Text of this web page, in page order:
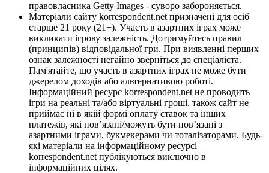
правовласника Getty Images - суворо забороняється.
Матеріали сайту korrespondent.net призначені для осіб
старше 21 року (21+). Участь в азартних іграх може
викликати ігрову залежність. Дотримуйтесь правил
(принципів) відповідальної гри. При виявленні перших
ознак залежності негайно зверніться до спеціаліста.
Пам'ятайте, що участь в азартних іграх не може бути
джерелом доходів або альтернативою роботі.
Інформаційний ресурс korrespondent.net не проводить
ігри на реальні та/або віртуальні гроші, також сайт не
приймає ні в якій формі оплату ставок та інших
платежів, які пов’язані/можуть бути пов’язані з
азартними іграми, букмекерами чи тоталізаторами. Будь-
які матеріали на інформаційному ресурсі
korrespondent.net публікуються виключно в
інформаційних цілях.